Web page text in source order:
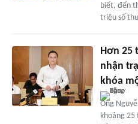
biết, đến
triệu số
Hơn 25
nhận
khóa
Ông
khoảng